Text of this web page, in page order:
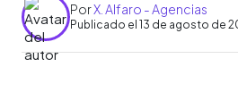
PorX. Alfaro - Agencias
Publicado el 13 de agosto de